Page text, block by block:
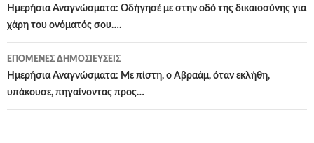
άρθρων
Ημερήσια Αναγνώσματα: Οδήγησέ με στην οδό της δικαιοσύνης για
χάρη του ονόματός σου….
ΕΠΌΜΕΝΕΣ ΔΗΜΟΣΙΕΎΣΕΙΣ
Ημερήσια Αναγνώσματα: Με πίστη, ο Αβραάμ, όταν εκλήθη,
υπάκουσε, πηγαίνοντας προς…